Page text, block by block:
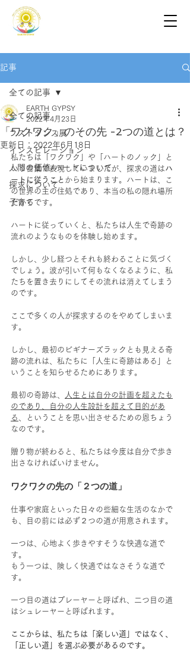
記事
全ての記事
ラストダンス展
インスピレーション
人間の価値/ハートについて
探求について
子育て
全ての記事
「ワクワク」のその先 -2つの道とは？
EARTH GYPSY
2022年4月23日
更新日： 2022年6月18日
私たちは「ワクワク」や「ハートのノック」と
いう言葉で表現していましたが、探求の道はハ
ートに従うこと から始まります。ハートは、こ
の世界の主の住処であり、本当の私の隠れ場所
だからです。
ハートに従っていくと、私たちは人生で奇跡の
流れのようなものを体験し始めます。
しかし、少し経つとそれも終わることに気づく
でしょう。波が引いて何もなくなるように、私
たちを置き去りにしてその流れは消えてしまう
のです。
ここで多くの人が探求するのをやめてしまいま
す。
しかし、最初のビギナーズラックとも見える奇
跡の流れは、私たちに「人生に奇跡はある」と
いうことを知らせるためにあります。
最初の奇跡は、
人生とは自分の計画を超えたも
のであり、自分の人生設計を超えて目的があ
る
、ということを思い出させるための恩ちょう
なのです。
贈り物が終わると、私たちは今度は自分で歩き
出さなければいけません。
ワクワクの先の「２つの道」
仕事や家庭といった日々の些細な生活のなかで
も、目の前には必ず２つの道が用意されます。
一つは、心地よく歩きやすそうな快適な道で
す。
もう一つは、険しく快適ではなさそうな道で
す。
一つ目の道はプレーヤーと呼ばれ、二つ目の道
はシュレーヤーと呼ばれます。
ここからは、私たちは「楽しい道」ではなく、
「正しい道」を選ぶ必要があるのです。